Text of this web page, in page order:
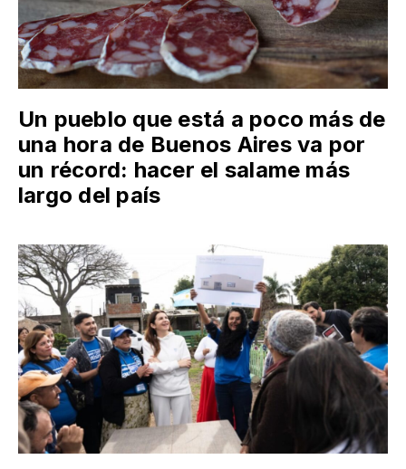
Un pueblo que está a poco más de
una hora de Buenos Aires va por
un récord: hacer el salame más
largo del país